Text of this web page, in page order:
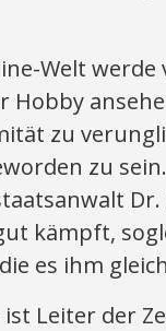
Welt werde
Hobby
zu
zu
Dr.
kämpft,
es ihm
Leiter der